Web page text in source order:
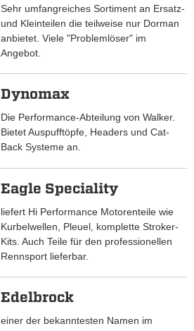
Sehr umfangreiches Sortiment an Ersatz-
und Kleinteilen die teilweise nur Dorman
anbietet. Viele "Problemlöser" im
Angebot.
Dynomax
Die Performance-Abteilung von Walker.
Bietet Auspufftöpfe, Headers und Cat-
Back Systeme an.
Eagle Speciality
liefert Hi Performance Motorenteile wie
Kurbelwellen, Pleuel, komplette Stroker-
Kits. Auch Teile für den professionellen
Rennsport lieferbar.
Edelbrock
einer der bekanntesten Namen im